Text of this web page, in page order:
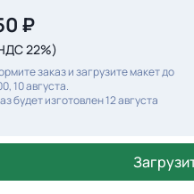
₽
22%)
заказ и загрузите макет до
10 августа.
будет изготовлен 12 августа